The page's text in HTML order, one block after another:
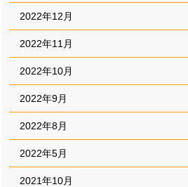
2022年12月
2022年11月
2022年10月
2022年9月
2022年8月
2022年5月
2021年10月